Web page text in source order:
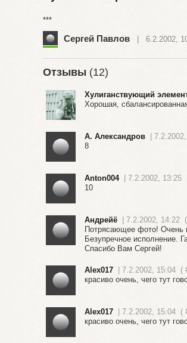
***
Сергей Павлов | 6.2.2002,
Отзывы (12)
Хулиганствующий
Хорошая,
А. Александров |
8
Anton004 | 7.2.2002, 13:25
10
Андрейё | 7.2.2002, 14:22 (
Потрясающее фото! Очень
Безупречное исполнение.
Спасибо Вам Сергей!
Alex017 | 7.2.2002, 15:04 (
красиво очень, чего тут
Alex017 | 7.2.2002, 15:04 (
красиво очень, чего тут